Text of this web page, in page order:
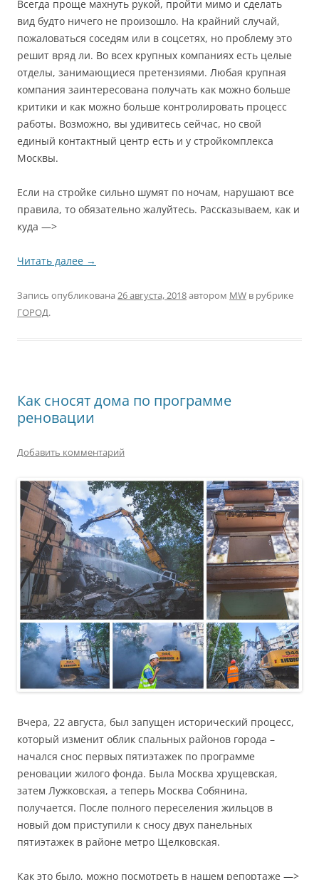
Всегда проще махнуть рукой, пройти мимо и сделать
вид будто ничего не произошло. На крайний случай,
пожаловаться соседям или в соцсетях, но проблему это
решит вряд ли. Во всех крупных компаниях есть целые
отделы, занимающиеся претензиями. Любая крупная
компания заинтересована получать как можно больше
критики и как можно больше контролировать процесс
работы. Возможно, вы удивитесь сейчас, но свой
единый контактный центр есть и у стройкомплекса
Москвы.
Если на стройке сильно шумят по ночам, нарушают все
правила, то обязательно жалуйтесь. Рассказываем, как и
куда —>
Читать далее →
Запись опубликована 26 августа, 2018автором MW в рубрике
ГОРОД.
Как сносят дома по программе
реновации
Добавить комментарий
Вчера, 22 августа, был запущен исторический процесс,
который изменит облик спальных районов города –
начался снос первых пятиэтажек по программе
реновации жилого фонда. Была Москва хрущевская,
затем Лужковская, а теперь Москва Собянина,
получается. После полного переселения жильцов в
новый дом приступили к сносу двух панельных
пятиэтажек в районе метро Щелковская.
Как это было, можно посмотреть в нашем репортаже —>